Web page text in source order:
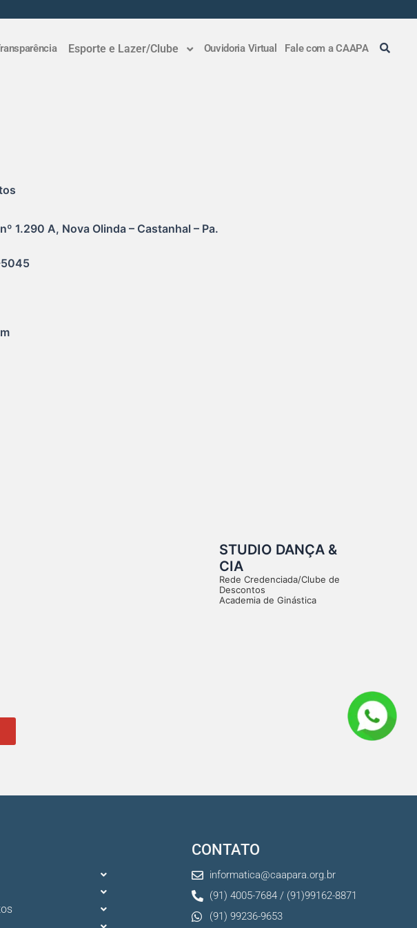
Esporte e Lazer/Clube Ouvidoria Virtual Fale com a CAAPA
1.290 A, Nova Olinda – Castanhal – Pa.
STUDIO DANÇA &
CIA
Rede Credenciada/Clube de
Descontos
Academia de Ginástica
CONTATO
informatica@caapara.org.br
(91) 4005-7684 / (91)99162-8871
(91) 99236-9653